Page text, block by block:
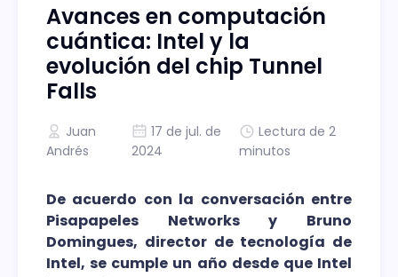
Avances en computación
cuántica: Intel y la
evolución del chip Tunnel
Falls
Juan
Andrés
17 de jul. de
2024
Lectura de 2
minutos
De acuerdo con la conversación entre
Pisapapeles Networks y Bruno
Domingues, director de tecnología de
Intel, se cumple un año desde que Intel